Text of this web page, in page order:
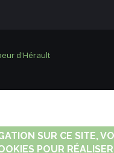
d'Hérault
SUR CE SITE,
POUR